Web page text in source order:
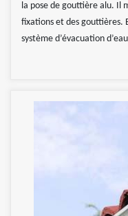
la pose de gouttière alu. Il
fixations et des gouttières.
système d’évacuation